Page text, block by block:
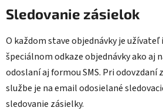
Sledovanie zásielok
O každom stave objednávky je
špeciálnom odkaze objednávky ako aj
odoslaní aj formou SMS. Pri odovzdaní
službe je na email odosielané
sledovanie zásielky.